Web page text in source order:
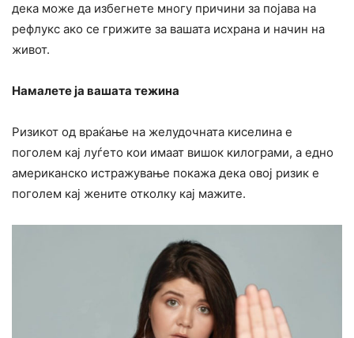
дека може да избегнете многу причини за појава на
рефлукс ако се грижите за вашата исхрана и начин на
живот.
Намалете ја вашата тежина
Ризикот од враќање на желудочната киселина е
поголем кај луѓето кои имаат вишок килограми, а едно
американско истражување покажа дека овој ризик е
поголем кај жените отколку кај мажите.